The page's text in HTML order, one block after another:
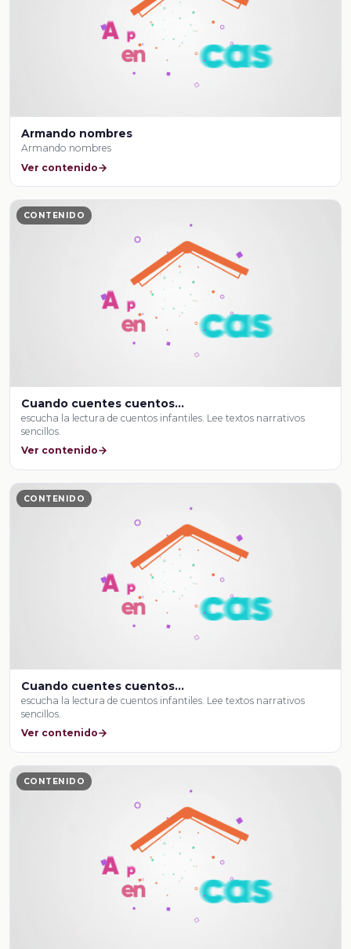
Armando nombres
Armando nombres
Ver contenido
CONTENIDO
Cuando cuentes cuentos…
escucha la lectura de cuentos infantiles. Lee textos narrativos
sencillos.
Ver contenido
CONTENIDO
Cuando cuentes cuentos…
escucha la lectura de cuentos infantiles. Lee textos narrativos
sencillos.
Ver contenido
CONTENIDO